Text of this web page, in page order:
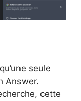
seule
Answer.
cette